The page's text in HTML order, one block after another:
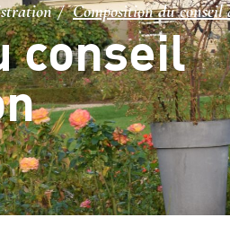
Composition du
conseil